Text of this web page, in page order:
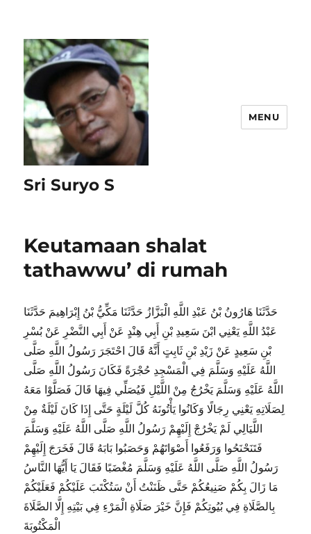
Sri Suryo S
MENU
Keutamaan shalat
tathawwu’ di rumah
حَدَّثَنَا هَارُونُ بْنُ عَبْدِ اللَّهِ الْبَزَّازُ حَدَّثَنَا مَكِّيُّ بْنُ إِبْرَاهِيمَ حَدَّثَنَا
عَبْدُ اللَّهِ يَعْنِي ابْنَ سَعِيدِ بْنِ أَبِي هِنْدٍ عَنْ أَبِي النَّضْرِ عَنْ بُسْرِ
بْنِ سَعِيدٍ عَنْ زَيْدِ بْنِ ثَابِتٍ أَنَّهُ قَالَ احْتَجَرَ رَسُولُ اللَّهِ صَلَّى
اللَّهُ عَلَيْهِ وَسَلَّمَ فِي الْمَسْجِدِ حُجْرَةً فَكَانَ رَسُولُ اللَّهِ صَلَّى
اللَّهُ عَلَيْهِ وَسَلَّمَ يَخْرُجُ مِنْ اللَّيْلِ فَيُصَلِّي فِيهَا قَالَ فَصَلَّوْا مَعَهُ
لِصَلَاتِهِ يَعْنِي رِجَالًا وَكَانُوا يَأْتُونَهُ كُلَّ لَيْلَةٍ حَتَّى إِذَا كَانَ لَيْلَةٌ مِنْ
اللَّيَالِي لَمْ يَخْرُجْ إِلَيْهِمْ رَسُولُ اللَّهِ صَلَّى اللَّهُ عَلَيْهِ وَسَلَّمَ
فَتَنَحْنَحُوا وَرَفَعُوا أَصْوَاتَهُمْ وَحَصَبُوا بَابَهُ قَالَ فَخَرَجَ إِلَيْهِمْ
رَسُولُ اللَّهِ صَلَّى اللَّهُ عَلَيْهِ وَسَلَّمَ مُغْضَبًا فَقَالَ يَا أَيُّهَا النَّاسُ
مَا زَالَ بِكُمْ صَنِيعُكُمْ حَتَّى ظَنَنْتُ أَنْ سَتُكْتَبَ عَلَيْكُمْ فَعَلَيْكُمْ
بِالصَّلَاةِ فِي بُيُوتِكُمْ فَإِنَّ خَيْرَ صَلَاةِ الْمَرْءِ فِي بَيْتِهِ إِلَّا الصَّلَاةَ
الْمَكْتُوبَةَ